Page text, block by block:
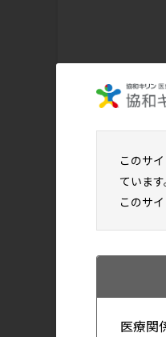
※70
異
このサ
ていま
このサ
医療関